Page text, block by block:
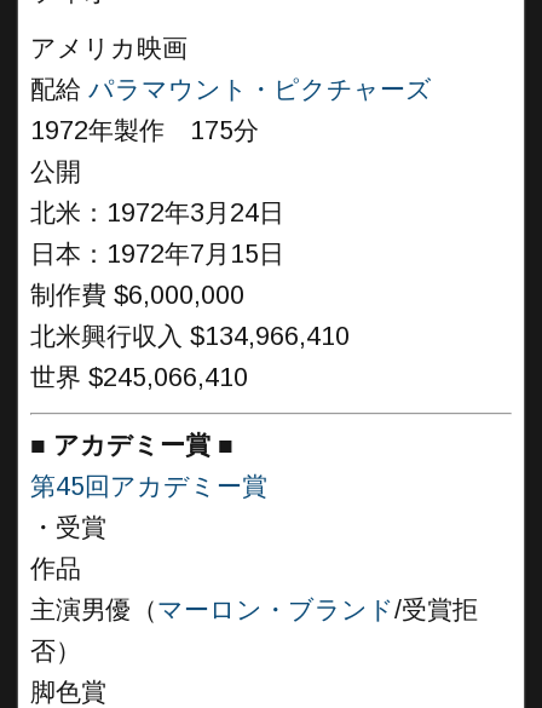
アメリカ映画
配給 パラマウント・ピクチャーズ
1972年製作 175分
公開
北米：1972年3月24日
日本：1972年7月15日
制作費 $6,000,000
北米興行収入 $134,966,410
世界 $245,066,410
■ アカデミー賞 ■
第45回アカデミー賞
・受賞
作品
主演男優（マーロン・ブランド/受賞拒
否）
脚色賞